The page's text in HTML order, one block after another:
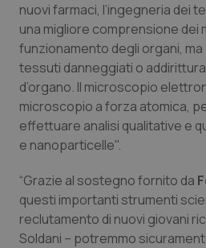
Sardegna
Sicilia
Toscana
Umbria
Valle D’Aosta
Veneto
Malattia di Crohn &
Neuroscienze &
Obesità
Oftalmologia
Oncodermatologia
Oncoematologia
nuovi farmaci, l’ingegneria dei
una migliore comprensione dei
funzionamento degli organi,
tessuti danneggiati o
d’organo. Il microscopio
microscopio a forza atomica,
effettuare analisi qualitative e
e nanoparticelle".
“Grazie al sostegno fornito da
questi importanti strumenti
reclutamento di nuovi giovani
Soldani – potremmo